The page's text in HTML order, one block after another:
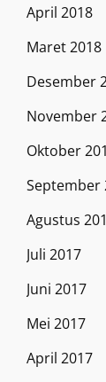
April 2018
Maret 2018
Desember
November
Oktober
September
Agustus
Juli 2017
Juni 2017
Mei 2017
April 2017